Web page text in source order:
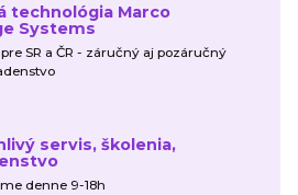
technológia Marco
Systems
SR a ČR - záručný aj pozáručný
servis, školenia,
denne 9-18h